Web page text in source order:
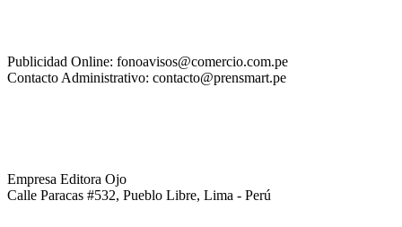
Publicidad Online: fonoavisos@comercio.com.pe
Contacto Administrativo: contacto@prensmart.pe
Empresa Editora Ojo
Calle Paracas #532, Pueblo Libre, Lima - Perú